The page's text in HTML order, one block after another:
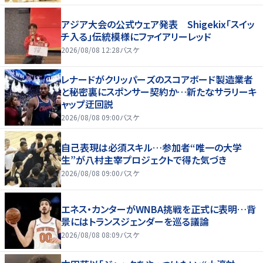
アジア大会の公式ウェア発表 Shigekix「スイッ
チ入る」伝統模様にファイアリーレッド
2026/08/08 12:28バスケ
レナードがクリッパーズのスコアボード製造業者
と秘密裏にスポンサー契約か‬…新たなサラリーキ
ャップ迂回説
2026/08/08 09:00バスケ
自己表現は必須スキル…参加者“唯一の大学
生”が八村主宰プロジェクトで得た気づき
2026/08/08 09:00バスケ
エネス・カンターがWNBA挑戦を正式に表明…背
景にはトランスジェンダーを巡る議論
2026/08/08 08:09バスケ